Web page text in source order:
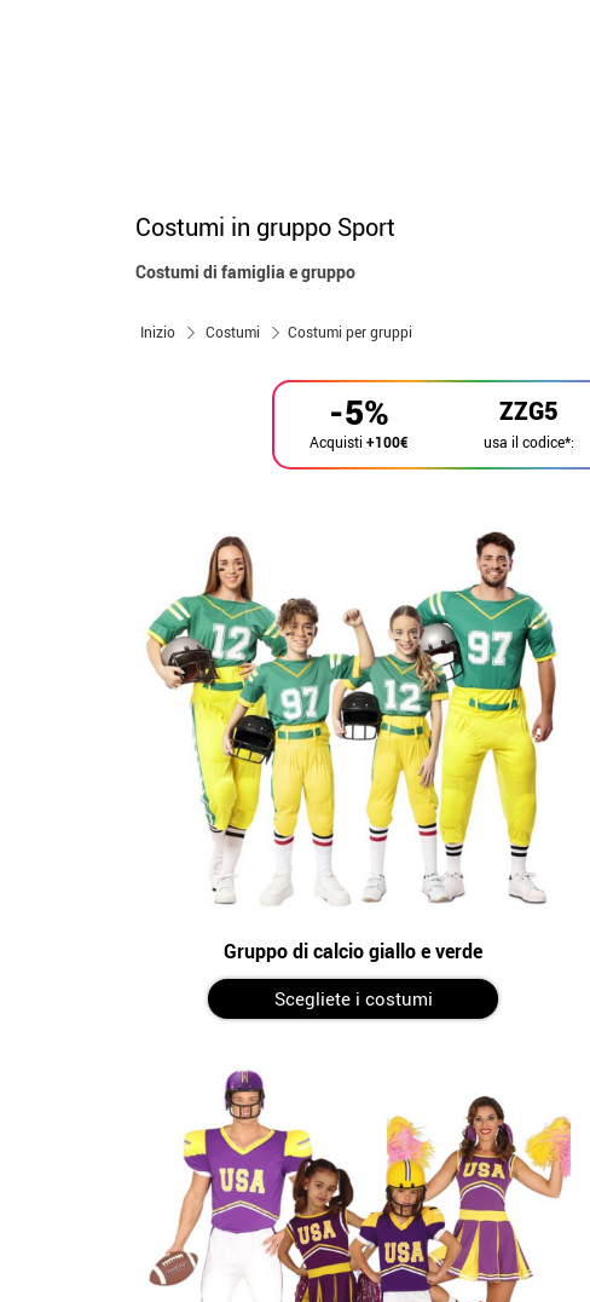
Costumi in gruppo Sport
Costumi di famiglia e gruppo
Inizio Costumi Costumi per gruppi
-5%
Acquisti+100€
ZZG5
usa il codice*:
Gruppo di calcio giallo e verde
Scegliete i costumi